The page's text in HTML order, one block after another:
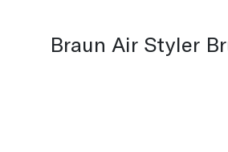
Braun Air Styler